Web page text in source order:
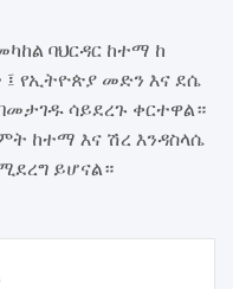
ባህርዳር ከተማ ከ
የኢትዮጵያ መድን እና ደሴ
ሳይደረጉ ቀርተዋል።
ከተማ እና ሽረ እንዳስላሴ
ይሆናል።